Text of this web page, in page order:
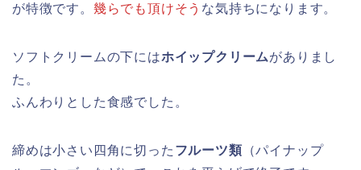
が特徴です。 幾らでも頂けそう な気持ちになります。
ソフトクリームの下にはホイップクリームがありまし
た。
ふんわりとした食感でした。
締めは小さい四角に切った フルーツ類 （パイナップ